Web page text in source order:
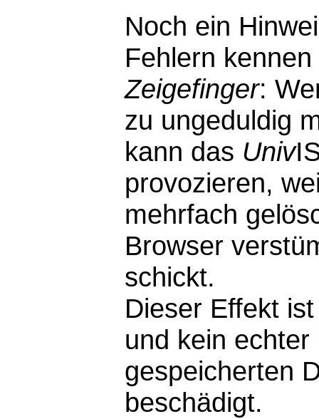
Noch ein
Fehlern
Zeigefinger:
zu ungeduldig
kann das Univ
provozieren,
mehrfach
Browser
schickt.
Dieser Effekt
und kein
gespeicherten
beschädigt.